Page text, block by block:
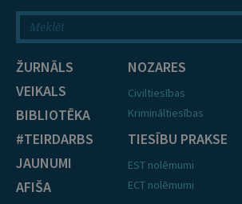
ŽURNĀLS
VEIKALS
BIBLIOTĒKA
#TEIRDARBS
JAUNUMI
AFIŠA
NOZARES
Civiltiesības
Krimināltiesības
TIESĪBU PRAKSE
EST nolēmumi
ECT nolēmumi